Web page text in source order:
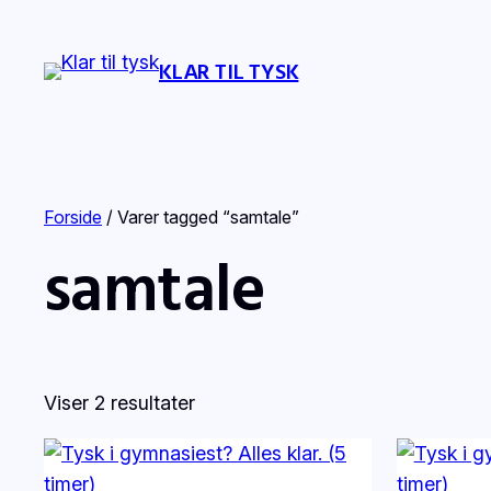
KLAR TIL TYSK
Forside / Varer tagged “samtale”
samtale
Viser 2 resultater